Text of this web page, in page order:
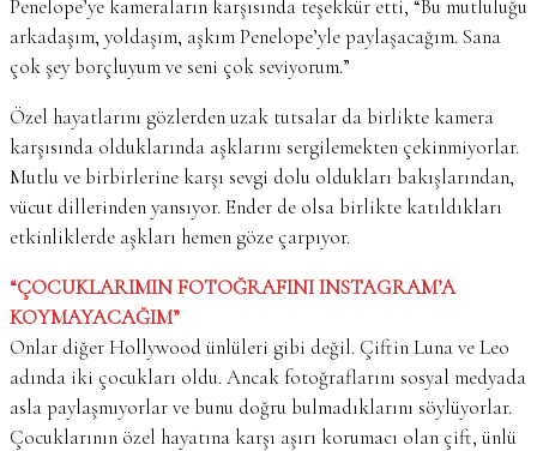
Penelope’ye kameraların karşısında teşekkür etti, “Bu mutluluğu
arkadaşım, yoldaşım, aşkım Penelope’yle paylaşacağım. Sana
çok şey borçluyum ve seni çok seviyorum.”
Özel hayatlarını gözlerden uzak tutsalar da birlikte kamera
karşısında olduklarında aşklarını sergilemekten çekinmiyorlar.
Mutlu ve birbirlerine karşı sevgi dolu oldukları bakışlarından,
vücut dillerinden yansıyor. Ender de olsa birlikte katıldıkları
etkinliklerde aşkları hemen göze çarpıyor.
“ÇOCUKLARIMIN FOTOĞRAFINI INSTAGRAM’A
KOYMAYACAĞIM”
Onlar diğer Hollywood ünlüleri gibi değil. Çiftin Luna ve Leo
adında iki çocukları oldu. Ancak fotoğraflarını sosyal medyada
asla paylaşmıyorlar ve bunu doğru bulmadıklarını söylüyorlar.
Çocuklarının özel hayatına karşı aşırı korumacı olan çift, ünlü